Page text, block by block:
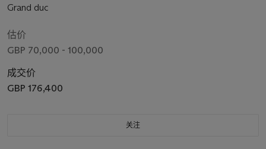
Grand duc
估价
GBP 70,000 - 100,000
成交价
GBP 176,400
关注